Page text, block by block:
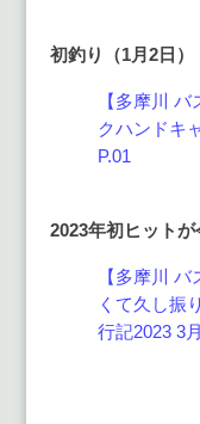
初釣り（1月2日）
【多摩川
クハンドキ
P.01
2023年初ヒットが
【多摩川
くて久し振
行記2023 3